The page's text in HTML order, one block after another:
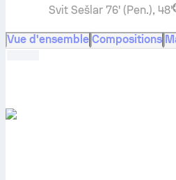
Svit Sešlar 76' (Pen.), 48'
Vue d'ensemble Compositions